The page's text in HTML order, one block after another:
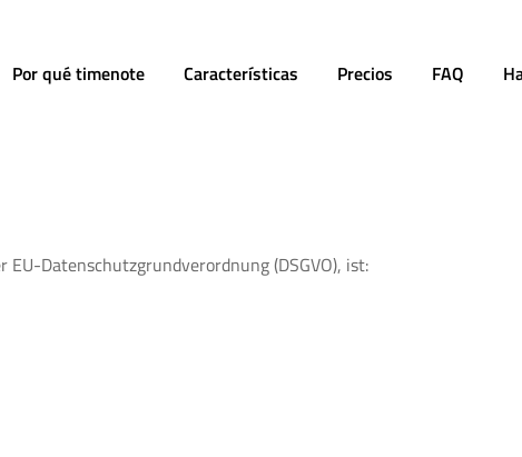
Por qué timenote Características Precios FAQ
Datenschutzgrundverordnung (DSGVO), ist: